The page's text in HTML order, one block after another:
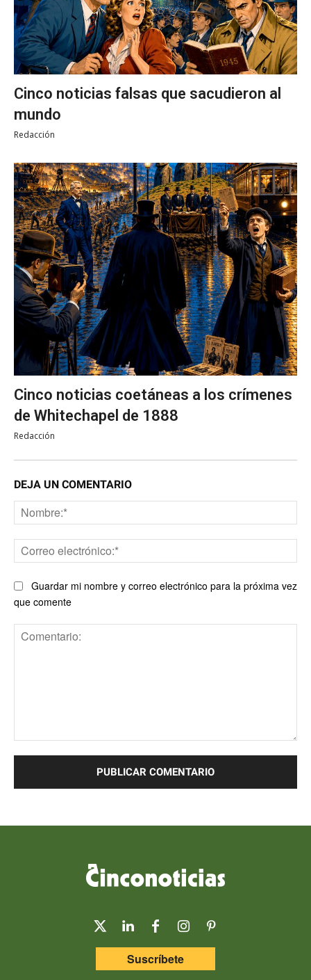
Cinco noticias falsas que sacudieron al
mundo
Redacción
Cinco noticias coetáneas a los crímenes
de Whitechapel de 1888
Redacción
DEJA UN COMENTARIO
Guardar mi nombre y correo electrónico para la próxima vez
que comente
Suscríbete